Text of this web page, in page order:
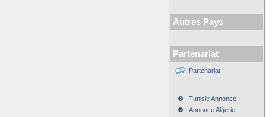
Autres Pays
Partenariat
Partenariat
Tunisie Annonce
Annonce Algerie